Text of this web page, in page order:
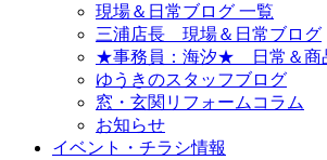
現場＆日常ブログ 一覧
三浦店長 現場＆日常ブログ
★事務員：海汐★ 日常＆商
ゆうきのスタッフブログ
窓・玄関リフォームコラム
お知らせ
イベント・チラシ情報